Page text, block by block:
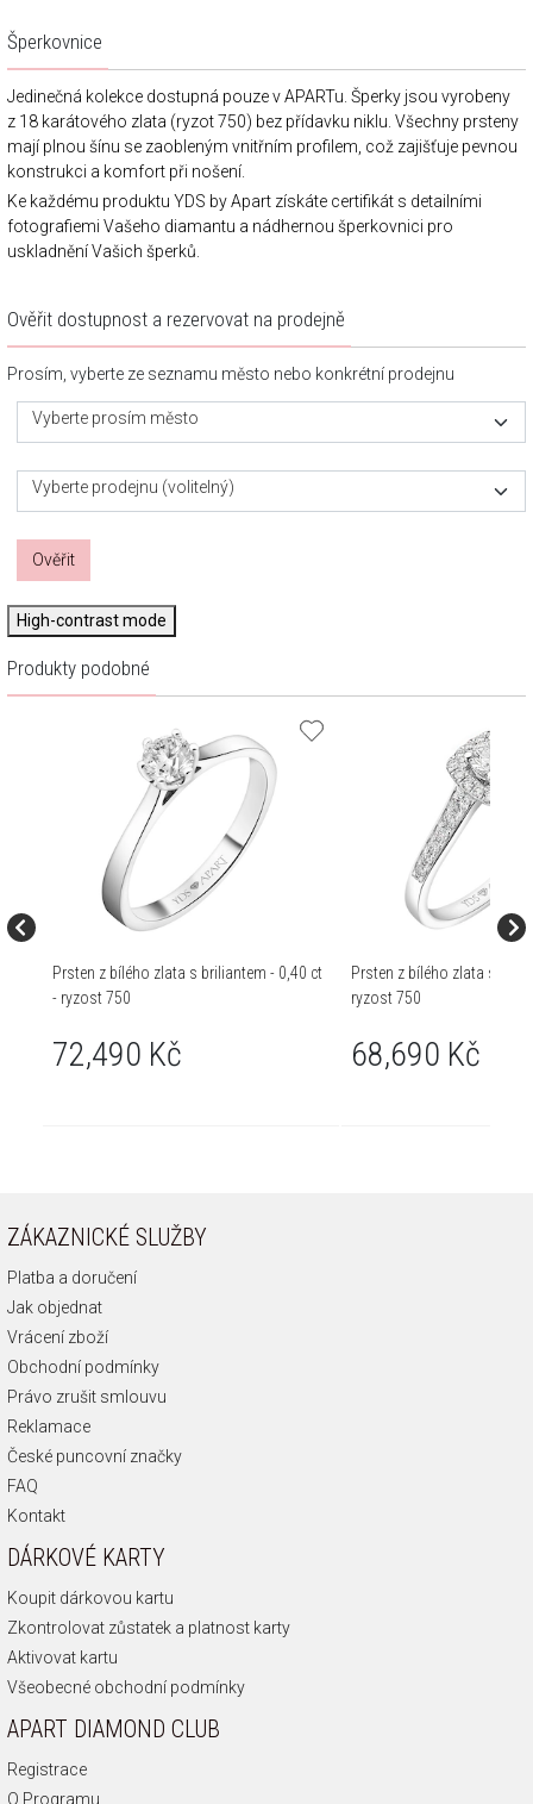
Šperkovnice
Jedinečná kolekce dostupná pouze v APARTu. Šperky jsou vyrobeny
z 18 karátového zlata (ryzot 750) bez přídavku niklu. Všechny prsteny
mají plnou šínu se zaobleným vnitřním profilem, což zajišťuje pevnou
konstrukci a komfort při nošení.
Ke každému produktu YDS by Apart získáte certifikát s detailními
fotografiemi Vašeho diamantu a nádhernou šperkovnici pro
uskladnění Vašich šperků.
Ověřit dostupnost a rezervovat na prodejně
Prosím, vyberte ze seznamu město nebo konkrétní prodejnu
Vyberte prosím město
Vyberte prodejnu (volitelný)
Ověřit
High-contrast mode
Produkty podobné
Prsten z bílého zlata s briliantem - 0,40 ct
- ryzost 750
72,490 Kč
Prsten z bílého zlata s
ryzost 750
68,690 Kč
ZÁKAZNICKÉ SLUŽBY
Platba a doručení
Jak objednat
Vrácení zboží
Obchodní podmínky
Právo zrušit smlouvu
Reklamace
České puncovní značky
FAQ
Kontakt
DÁRKOVÉ KARTY
Koupit dárkovou kartu
Zkontrolovat zůstatek a platnost karty
Aktivovat kartu
Všeobecné obchodní podmínky
APART DIAMOND CLUB
Registrace
O Programu